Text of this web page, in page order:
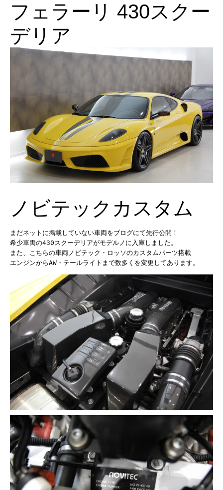
フェラーリ 430スクー
デリア
ノビテックカスタム
まだネットに掲載していない車両をブログにて先行公開！
希少車両の430スクーデリアがモデルノに入庫しました。
また、こちらの車両ノビテック・ロッソのカスタムパーツ搭載
エンジンからAW・テールライトまで数多くを変更してあります。